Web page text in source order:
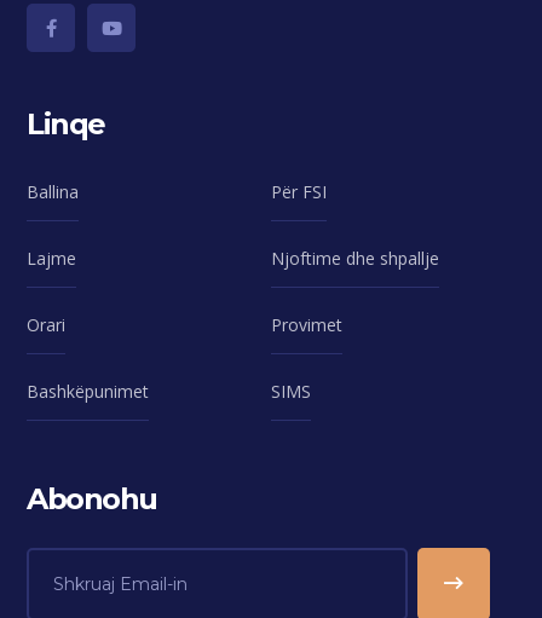
Linqe
Ballina Për FSI
Lajme Njoftime dhe shpallje
Orari Provimet
Bashkëpunimet SIMS
Abonohu